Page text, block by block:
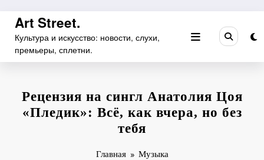
Перейти
содержимому
Art Street.
Культура и искусство: новости, слухи,
премьеры, сплетни.
Рецензия на сингл Анатолия Цоя
«Пледик»: Всё, как вчера, но без
тебя
Главная
Музыка